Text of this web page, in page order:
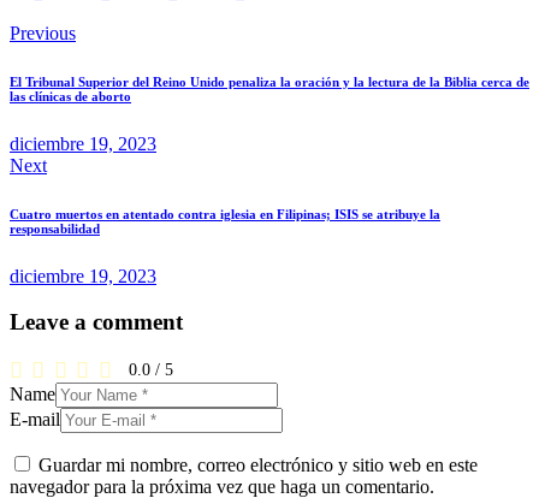
Navegación
de
entradas
Previous
El Tribunal Superior del Reino Unido penaliza la oración y la lectura de la Biblia cerca de
las clínicas de aborto
diciembre 19, 2023
Next
Cuatro muertos en atentado contra iglesia en Filipinas; ISIS se atribuye la
responsabilidad
diciembre 19, 2023
Leave a comment
0.0 / 5
Name
E-mail
Guardar mi nombre, correo electrónico y sitio web en este
navegador para la próxima vez que haga un comentario.